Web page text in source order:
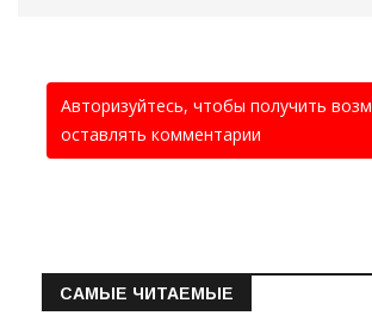
Авторизуйтесь, чтобы получить
оставлять комментарии
САМЫЕ ЧИТАЕМЫЕ